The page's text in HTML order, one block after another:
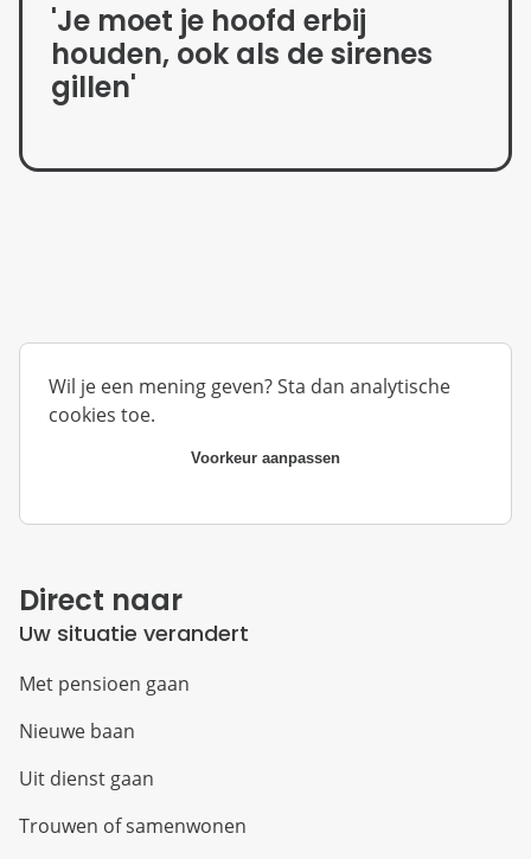
'Je moet je hoofd erbij
houden, ook als de sirenes
gillen'
Wil je een mening geven? Sta dan analytische
cookies toe.
Voorkeur aanpassen
Direct naar
Uw situatie verandert
Met pensioen gaan
Nieuwe baan
Uit dienst gaan
Trouwen of samenwonen